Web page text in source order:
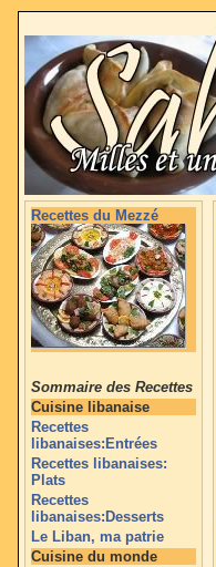
Recettes du Mezzé
Sommaire des Recettes
Cuisine libanaise
Recettes
libanaises:Entrées
Recettes libanaises:
Plats
Recettes
libanaises:Desserts
Le Liban, ma patrie
Cuisine du monde